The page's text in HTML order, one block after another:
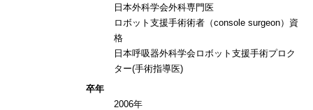
日本外科学会外科専門医
ロボット支援手術術者（console surgeon）資
格
日本呼吸器外科学会ロボット支援手術プロク
ター(手術指導医)
卒年
2006年